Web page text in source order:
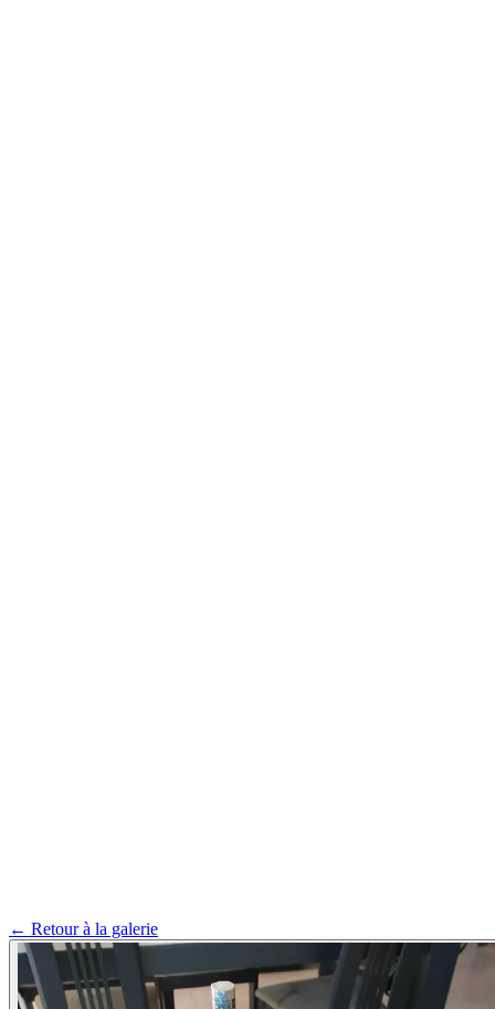
← Retour à la galerie